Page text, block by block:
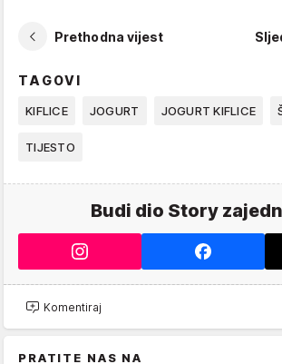
Prethodna vijest
TAGOVI
KIFLICE JOGURT JOGURT KIFLICE
TIJESTO
Budi dio Story
Komentiraj
PRATITE NAS NA